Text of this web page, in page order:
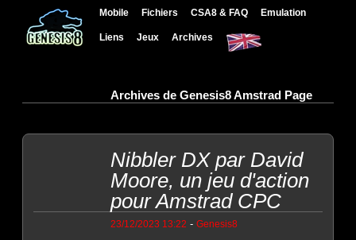
Mobile Fichiers CSA8 & FAQ Emulation
Liens Jeux Archives
Archives de Genesis8 Amstrad Page
Nibbler DX par David
Moore, un jeu d'action
pour Amstrad CPC
23/12/2023 13:22 - Genesis8